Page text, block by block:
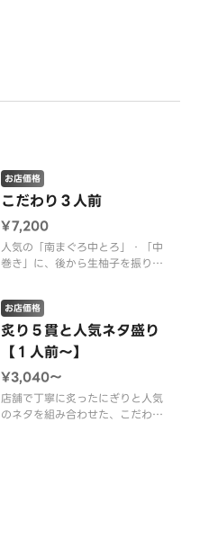
こだわり３人前
お店価格
¥7,200
人気の「南まぐろ中とろ」・「中
巻き」に、後から生柚子を振りか
ふり穴子」を盛り込んだ、柿家す
しのこだわりが詰まった逸品で
す。
【内容】南まぐろ中とろ・柚子ふ
りいくら・柚子ふり穴子・サーモ
ン・甘海老・まぐろ赤身・海老・
びんとろ・ねぎ
炙り５貫と人気ネタ盛り
【１人前～】
お店価格
¥3,040〜
店舗で丁寧に炙ったにぎりと人気
のネタを組み合わせた、こだわり